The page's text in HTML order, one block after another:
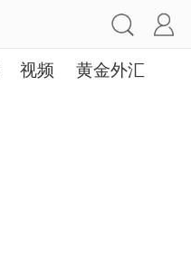
视频 黄金外汇